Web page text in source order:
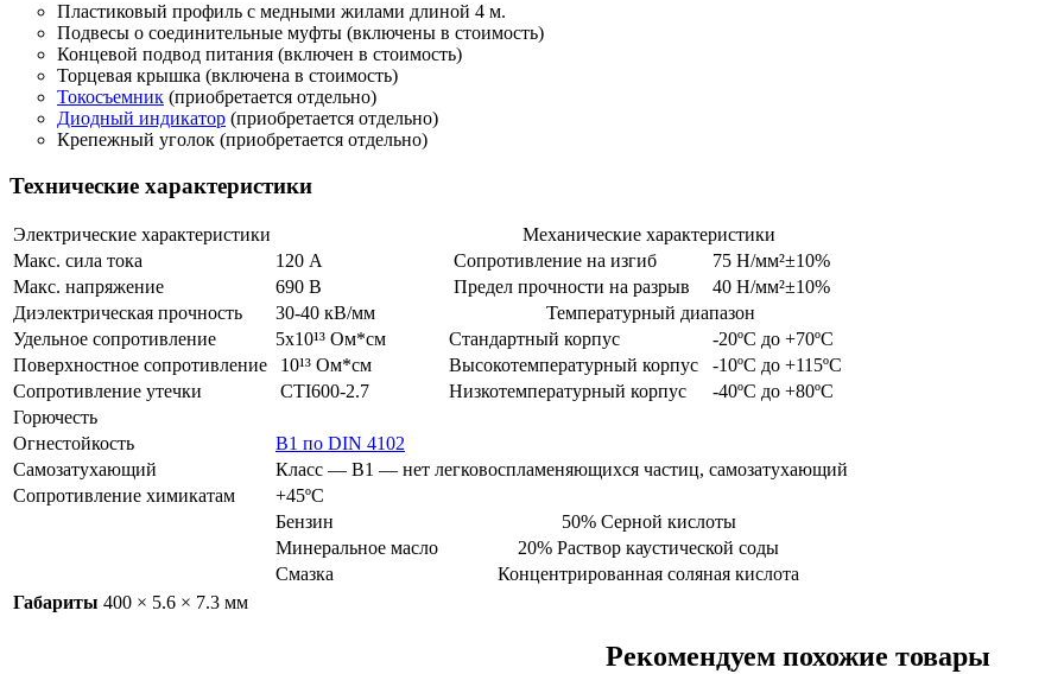
Пластиковый профиль с медными жилами длиной 4 м.
Подвесы о соединительные муфты (включены в стоимость)
Концевой подвод питания (включен в стоимость)
Торцевая крышка (включена в стоимость)
Токосъемник (приобретается отдельно)
Диодный индикатор (приобретается отдельно)
Крепежный уголок (приобретается отдельно)
Технические характеристики
Электрические характеристики
Механические характеристики
Макс. сила тока
120 А Сопротивление на изгиб
75 Н/мм²±10%
Макс. напряжение
690 В Предел прочности на разрыв
40 Н/мм²±10%
Диэлектрическая прочность
30-40 кВ/мм
Температурный диапазон
Удельное сопротивление
5х10¹³ Ом*см Стандартный корпус
-20ºС до +70ºС
Поверхностное сопротивление
10¹³ Ом*см Высокотемпературный корпус
-10ºС до +115ºС
Сопротивление утечки
CTI600-2.7 Низкотемпературный корпус
-40ºС до +80ºС
Горючесть
Огнестойкость
B1 по DIN 4102
Самозатухающий
Класс — B1 — нет легковоспламеняющихся частиц, самозатухающий
Сопротивление химикатам
+45ºС
Бензин
50% Серной кислоты
Минеральное масло
20% Раствор каустической соды
Смазка
Концентрированная соляная кислота
Габариты 400 × 5.6 × 7.3 мм
Рекомендуем похожие товары